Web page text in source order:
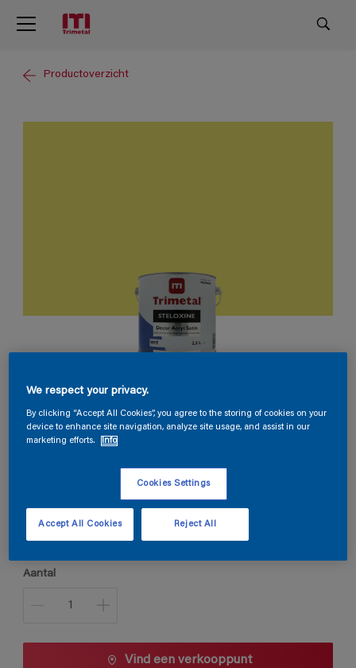
Productoverzicht
Steloxine Decor Acryl Satin
G7.41.80
Verpakkingsgrootte
1 L
Aantal
Vind een verkooppunt
We respect your privacy.
By clicking “Accept All Cookies”, you agree to the storing of cookies on your
device to enhance site navigation, analyze site usage, and assist in our
marketing efforts.
Info
Cookies Settings
Reject All
Accept All Cookies